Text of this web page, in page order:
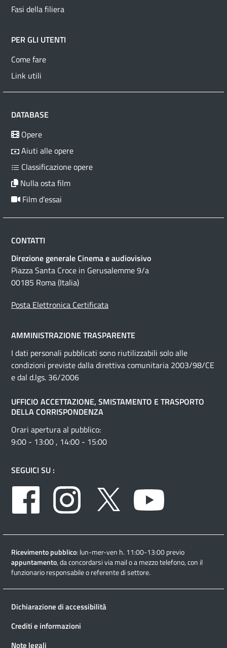
Fasi della filiera
PER GLI UTENTI
Come fare
Link utili
DATABASE
Opere
Aiuti alle opere
Classificazione opere
Nulla osta film
Film d’essai
CONTATTI
Direzione generale Cinema e audiovisivo
Piazza Santa Croce in Gerusalemme 9/a
00185 Roma (Italia)
Posta Elettronica Certificata
AMMINISTRAZIONE TRASPARENTE
I dati personali pubblicati sono riutilizzabili solo alle
condizioni previste dalla direttiva comunitaria 2003/98/CE
e dal d.lgs. 36/2006
UFFICIO ACCETTAZIONE, SMISTAMENTO E TRASPORTO
DELLA CORRISPONDENZA
Orari apertura al pubblico:
9:00 - 13:00 , 14:00 - 15:00
SEGUICI SU :
Facebook
Instagram Twitter
Ricevimento pubblico: lun-mer-ven h. 11:00-13:00 previo
appuntamento, da concordarsi via mail o a mezzo telefono, con il
funzionario responsabile o referente di settore.
Dichiarazione di accessibilità
Crediti e informazioni
Note legali